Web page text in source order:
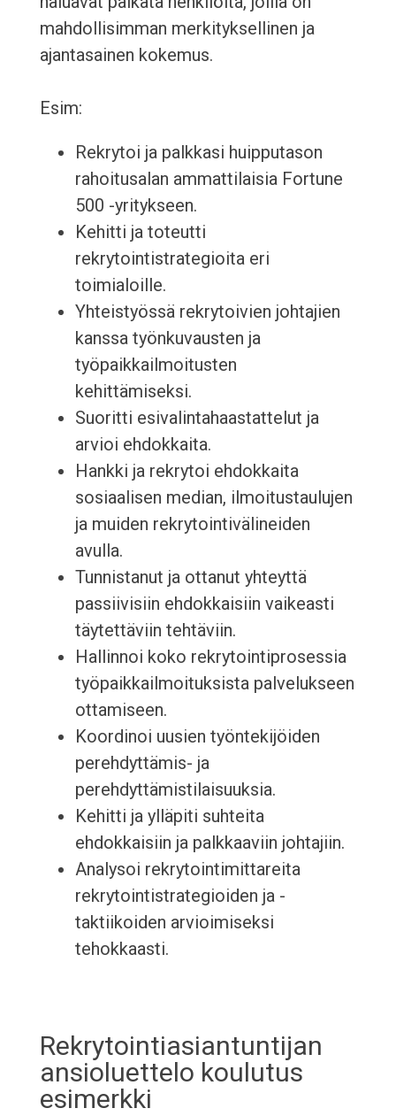
mahdollisimman merkityksellinen ja
ajantasainen kokemus.
Esim:
Rekrytoi ja palkkasi huipputason
rahoitusalan ammattilaisia Fortune
500 -yritykseen.
Kehitti ja toteutti
rekrytointistrategioita eri
toimialoille.
Yhteistyössä rekrytoivien johtajien
kanssa työnkuvausten ja
työpaikkailmoitusten
kehittämiseksi.
Suoritti esivalintahaastattelut ja
arvioi ehdokkaita.
Hankki ja rekrytoi ehdokkaita
sosiaalisen median, ilmoitustaulujen
ja muiden rekrytointivälineiden
avulla.
Tunnistanut ja ottanut yhteyttä
passiivisiin ehdokkaisiin vaikeasti
täytettäviin tehtäviin.
Hallinnoi koko rekrytointiprosessia
työpaikkailmoituksista palvelukseen
ottamiseen.
Koordinoi uusien työntekijöiden
perehdyttämis- ja
perehdyttämistilaisuuksia.
Kehitti ja ylläpiti suhteita
ehdokkaisiin ja palkkaaviin johtajiin.
Analysoi rekrytointimittareita
rekrytointistrategioiden ja -
taktiikoiden arvioimiseksi
tehokkaasti.
Rekrytointiasiantuntijan
ansioluettelo koulutus
esimerkki